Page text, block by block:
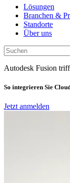
Lösungen
Branchen &
Standorte
Über uns
Autodesk Fusion
So integrieren Sie
Jetzt anmelden